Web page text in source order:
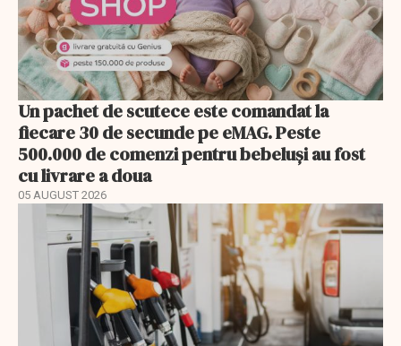
Un pachet de scutece este comandat la
fiecare 30 de secunde pe eMAG. Peste
500.000 de comenzi pentru bebeluși au fost
cu livrare a doua
05 AUGUST 2026